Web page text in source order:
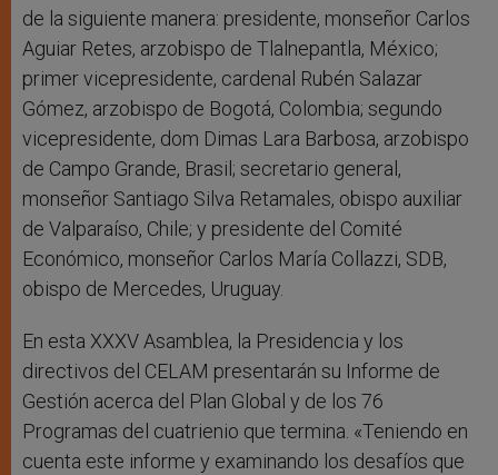
de la siguiente manera: presidente, monseñor Carlos
Aguiar Retes, arzobispo de Tlalnepantla, México;
primer vicepresidente, cardenal Rubén Salazar
Gómez, arzobispo de Bogotá, Colombia; segundo
vicepresidente, dom Dimas Lara Barbosa, arzobispo
de Campo Grande, Brasil; secretario general,
monseñor Santiago Silva Retamales, obispo auxiliar
de Valparaíso, Chile; y presidente del Comité
Económico, monseñor Carlos María Collazzi, SDB,
obispo de Mercedes, Uruguay.
En esta XXXV Asamblea, la Presidencia y los
directivos del CELAM presentarán su Informe de
Gestión acerca del Plan Global y de los 76
Programas del cuatrienio que termina. «Teniendo en
cuenta este informe y examinando los desafíos que